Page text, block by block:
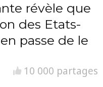
révèle que
des Etats-
passe de le
10 000 partages